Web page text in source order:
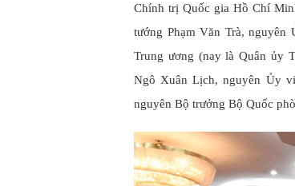
Chính trị Quốc gia Hồ Chí
tướng Phạm Văn Trà,
Trung ương (nay là Quân ủy
Ngô Xuân Lịch, nguyên Ủy
nguyên Bộ trưởng Bộ Quốc